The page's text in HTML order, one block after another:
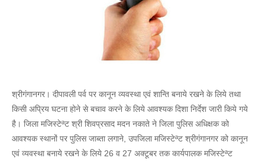
श्रीगंगानगर। दीपावली पर्व पर कानून व्यवस्था एवं शान्ति बनाये रखने के लिये तथा
किसी अप्रिय घटना होने से बचाव करने के लिये आवश्यक दिशा निर्देश जारी किये गये
है। जिला मजिस्टेªट श्री शिवप्रसाद मदन नकाते ने जिला पुलिस अधिक्षक को
आवश्यक स्थानों पर पुलिस जाब्ता लगाने, उपजिला मजिस्टेªट श्रीगंगानगर को कानून
एवं व्यवस्था बनाये रखने के लिये 26 व 27 अक्टूबर तक कार्यपालक मजिस्टेªट